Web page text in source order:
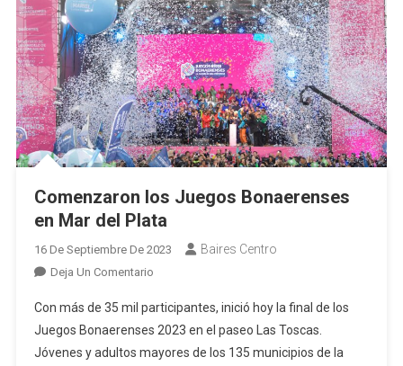
Comenzaron los Juegos Bonaerenses
en Mar del Plata
16 De Septiembre De 2023 Baires Centro
Deja Un ComentarioEn
Los
Juegos
Bonaerenses
Con más de 35 mil participantes, inició hoy la final de los
Juegos Bonaerenses 2023 en el paseo Las Toscas.
Jóvenes y adultos mayores de los 135 municipios de la